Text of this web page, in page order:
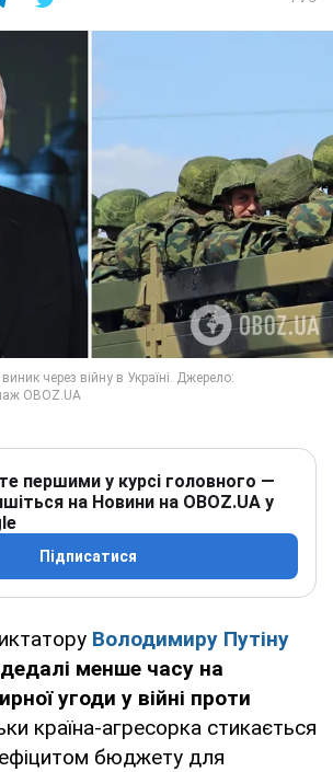
першими у курсі головного —
на Новини на OBOZ.UA у
Підписатися
Володимиру Путіну
менше часу на
угоди у війні проти
країна-агресорка стикається
бюджету для